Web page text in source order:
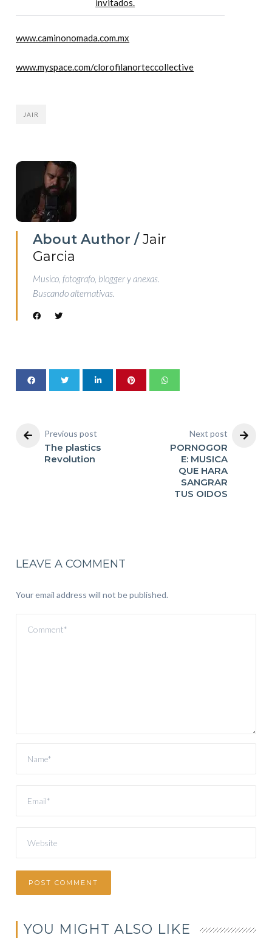
invitados.
www.caminonomada.com.mx
www.myspace.com/clorofilanorteccollective
JAIR
About Author /Jair
Garcia
Musico, fotografo, blogger y anexas.
Buscando alternativas.
Previous post
The plastics
Revolution
Next post
PORNOGOR
E: MUSICA
QUE HARA
SANGRAR
TUS OIDOS
LEAVE A COMMENT
Your email address will not be published.
YOU MIGHT ALSO LIKE